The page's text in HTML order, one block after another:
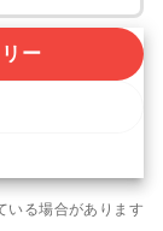
ー
もっと見る
10枚
いる場合があります